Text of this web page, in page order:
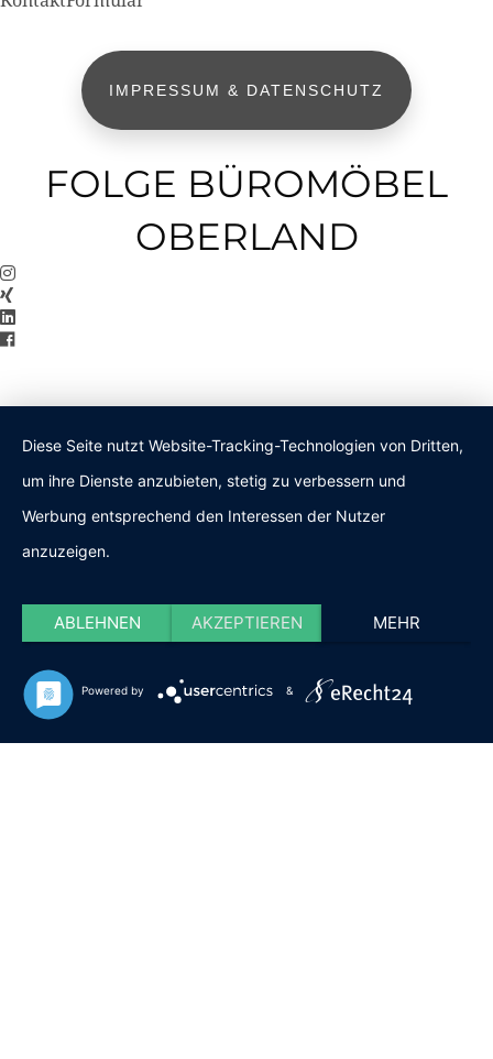
IMPRESSUM & DATENSCHUTZ
FOLGE BÜROMÖBEL
OBERLAND
Diese Seite nutzt Website-Tracking-Technologien von Dritten,
um ihre Dienste anzubieten, stetig zu verbessern und
Werbung entsprechend den Interessen der Nutzer
anzuzeigen.
ABLEHNEN AKZEPTIEREN MEHR
Powered by &